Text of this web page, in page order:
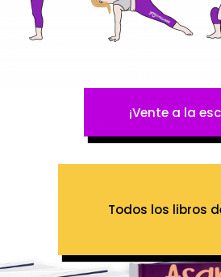
¡Vente a la
Todos los libros